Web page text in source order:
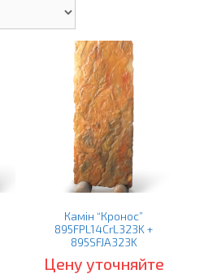
Камін “Кронос”
895FPL14CrL323K +
895SFJA323K
Цену уточняйте